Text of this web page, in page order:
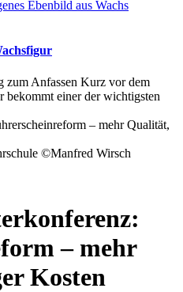
zum Anfassen Kurz vor dem
bekommt einer der wichtigsten
©Manfred Wirsch
– mehr
Kosten